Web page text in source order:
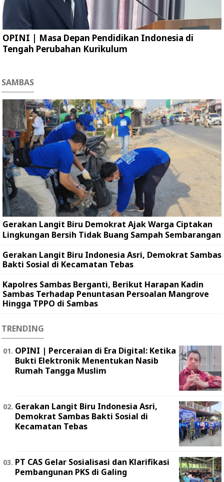
OPINI | Masa Depan Pendidikan Indonesia di
Tengah Perubahan Kurikulum
SAMBAS
Gerakan Langit Biru Demokrat Ajak Warga Ciptakan
Lingkungan Bersih Tidak Buang Sampah Sembarangan
Gerakan Langit Biru Indonesia Asri, Demokrat Sambas
Bakti Sosial di Kecamatan Tebas
Kapolres Sambas Berganti, Berikut Harapan Kadin
Sambas Terhadap Penuntasan Persoalan Mangrove
Hingga TPPO di Sambas
TRENDING
OPINI | Perceraian di Era Digital: Ketika
Bukti Elektronik Menentukan Nasib
Rumah Tangga Muslim
Gerakan Langit Biru Indonesia Asri,
Demokrat Sambas Bakti Sosial di
Kecamatan Tebas
PT CAS Gelar Sosialisasi dan Klarifikasi
Pembangunan PKS di Galing